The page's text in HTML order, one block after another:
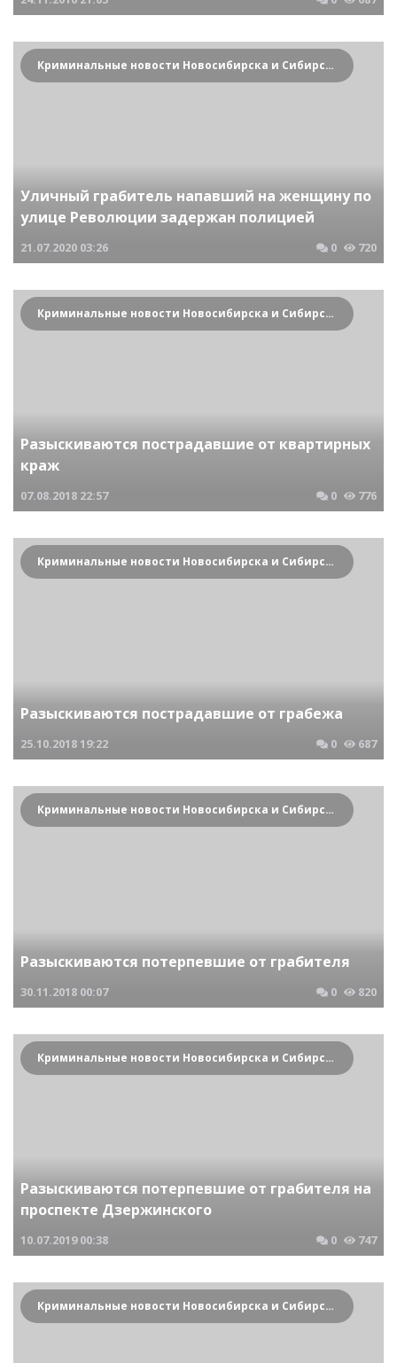
Криминальные новости Новосибирска и Сибирского региона
Уличный грабитель напавший на женщину по
улице Революции задержан полицией
21.07.2020 03:26 0 720
Криминальные новости Новосибирска и Сибирского региона
Разыскиваются пострадавшие от квартирных
краж
07.08.2018 22:57 0 776
Криминальные новости Новосибирска и Сибирского региона
Разыскиваются пострадавшие от грабежа
25.10.201819:22 0 687
Криминальные новости Новосибирска и Сибирского региона
Разыскиваются потерпевшие от грабителя
30.11.2018 00:07 0 820
Криминальные новости Новосибирска и Сибирского региона
Разыскиваются потерпевшие от грабителя на
проспекте Дзержинского
10.07.2019 00:38 0 747
Криминальные новости Новосибирска и Сибирского региона